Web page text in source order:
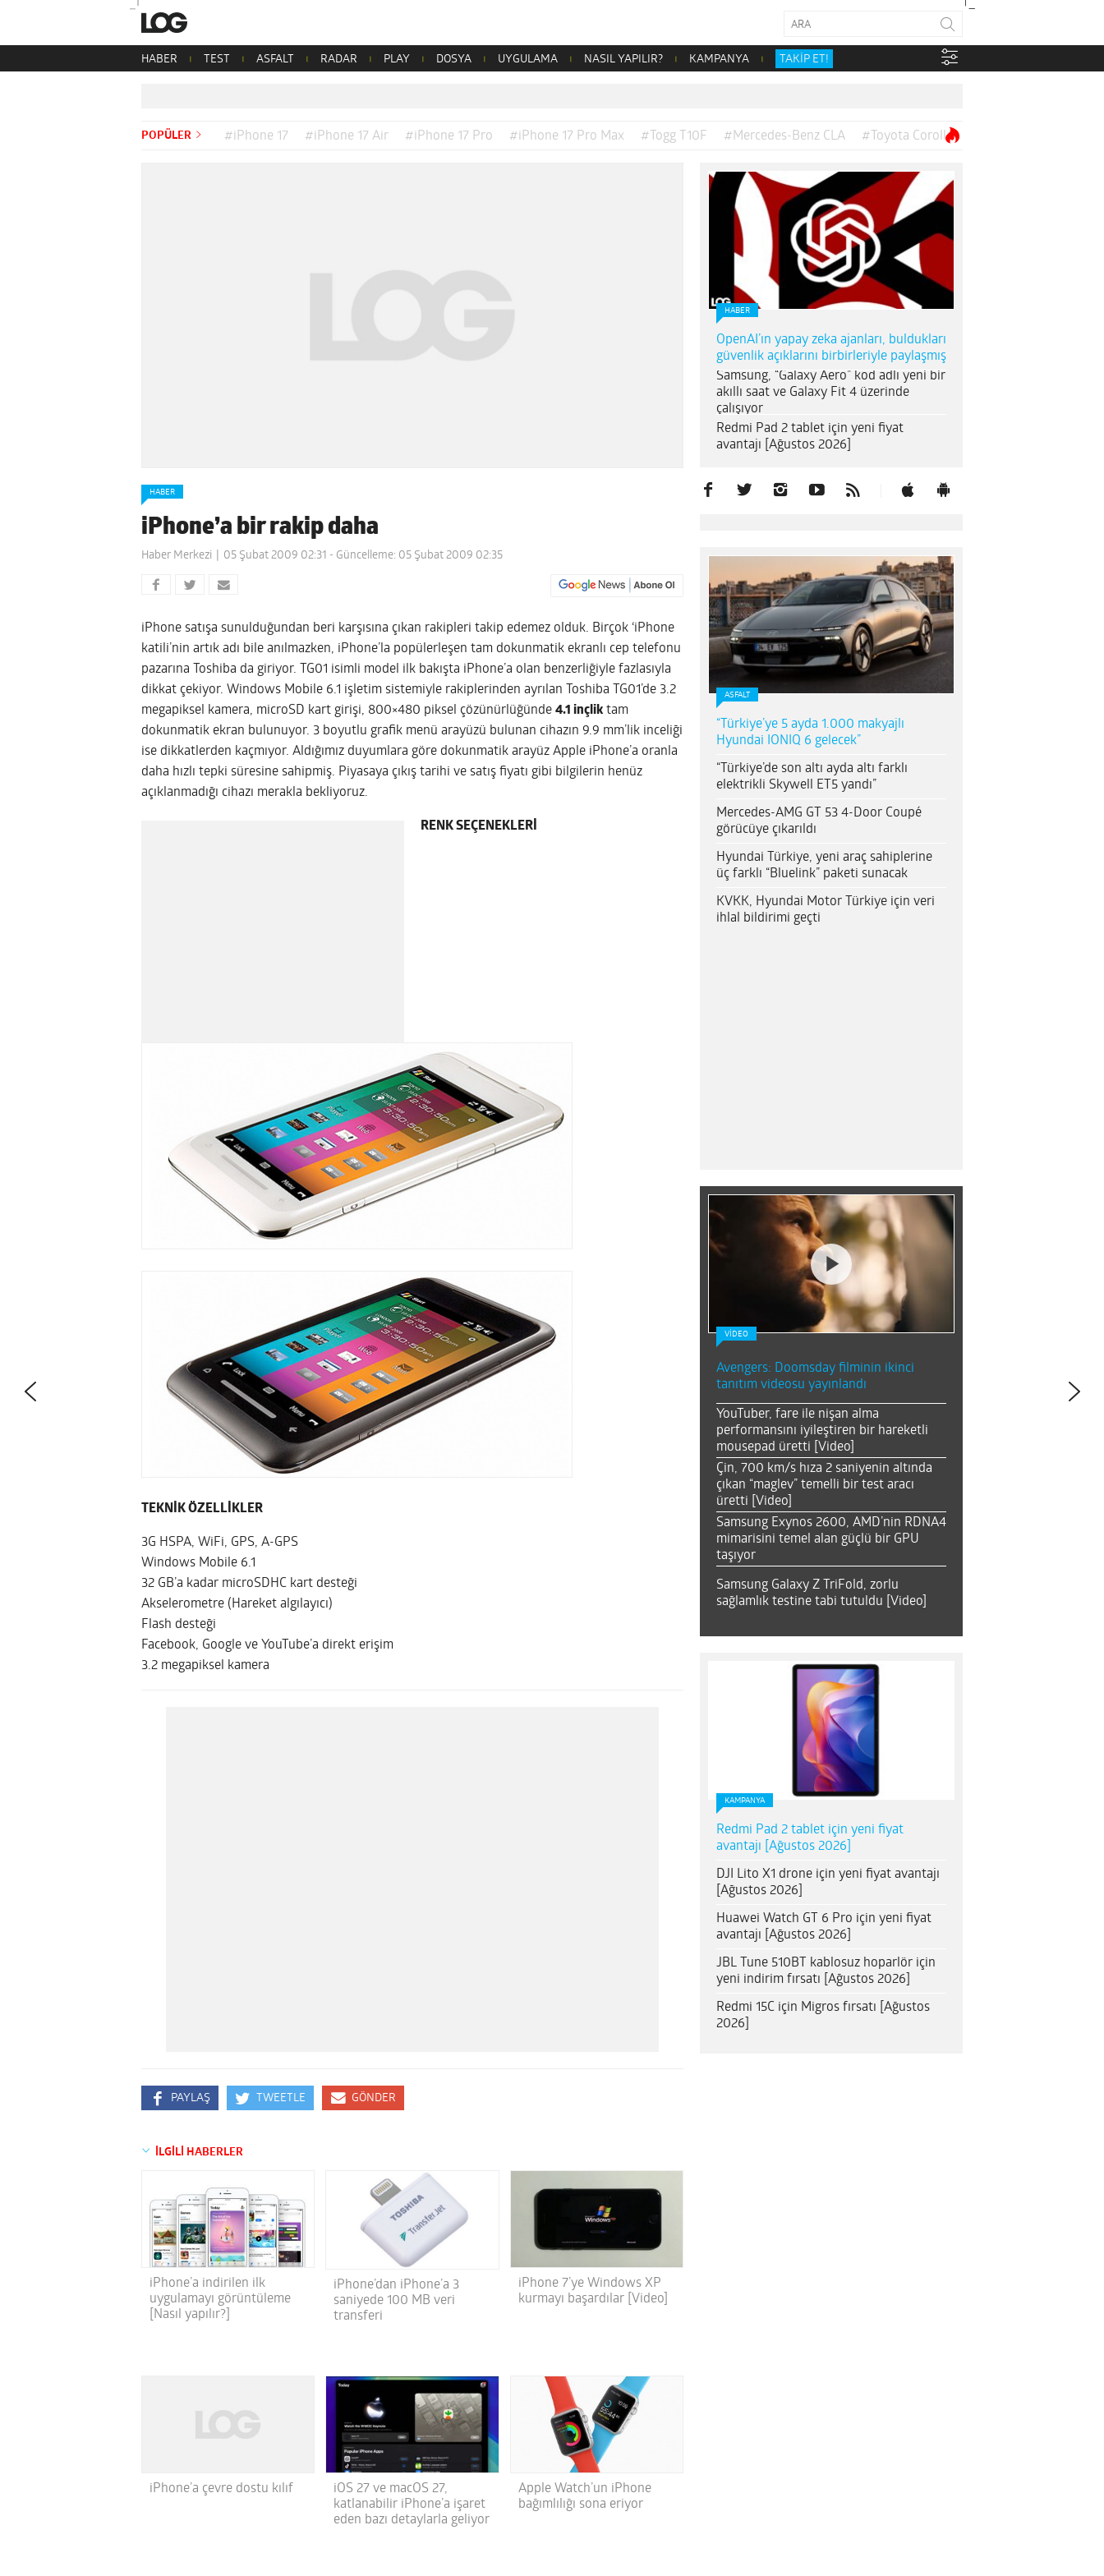
HABER TEST ASFALT RADAR PLAY DOSYA UYGULAMA NASIL YAPILIR? KAMPANYA TAKİP ET!
POPÜLER #iPhone 17 #iPhone 17 Air #iPhone 17 Pro #iPhone 17 Pro Max #Togg T10F #Mercedes-Benz CLA #Toyota Corolla
HABER
iPhone’a bir rakip daha
Haber Merkezi 05 Şubat 2009 02:31 - Güncelleme: 05 Şubat 2009 02:35
iPhone satışa sunulduğundan beri karşısına çıkan rakipleri takip edemez olduk. Birçok ‘iPhone
katili’nin artık adı bile anılmazken, iPhone’la popülerleşen tam dokunmatik ekranlı cep telefonu
pazarına Toshiba da giriyor.
TG01 isimli model ilk bakışta iPhone’a olan benzerliğiyle fazlasıyla
dikkat çekiyor. Windows Mobile 6.1 işletim sistemiyle rakiplerinden ayrılan Toshiba TG01’de 3.2
megapiksel kamera, microSD kart girişi, 800×480 piksel çözünürlüğünde 4.1 inçlik tam
dokunmatik ekran bulunuyor. 3 boyutlu grafik menü arayüzü bulunan cihazın 9.9 mm’lik inceliği
ise dikkatlerden kaçmıyor. Aldığımız duyumlara göre dokunmatik arayüz Apple iPhone’a oranla
daha hızlı tepki süresine sahipmiş. Piyasaya çıkış tarihi ve satış fiyatı gibi bilgilerin henüz
açıklanmadığı cihazı merakla bekliyoruz.
RENK SEÇENEKLERİ
TEKNİK ÖZELLİKLER
3G HSPA, WiFi, GPS, A-GPS
Windows Mobile 6.1
32 GB’a kadar microSDHC kart desteği
Akselerometre (Hareket algılayıcı)
Flash desteği
Facebook, Google ve YouTube’a direkt erişim
3.2 megapiksel kamera
PAYLAŞ TWEETLE GÖNDER
İLGİLİ HABERLER
iPhone’a indirilen ilk
uygulamayı görüntüleme
[Nasıl yapılır?]
iPhone’dan iPhone’a 3
saniyede 100 MB veri
transferi
iPhone 7’ye Windows XP
kurmayı başardılar [Video]
iPhone’a çevre dostu kılıf
iOS 27 ve macOS 27,
katlanabilir iPhone’a işaret
eden bazı detaylarla geliyor
Apple Watch’un iPhone
bağımlılığı sona eriyor
HABER
OpenAI’ın yapay zeka ajanları, buldukları
güvenlik açıklarını birbirleriyle paylaşmış
Samsung, “Galaxy Aero” kod adlı yeni bir
akıllı saat ve Galaxy Fit 4 üzerinde
çalışıyor
Redmi Pad 2 tablet için yeni fiyat
avantajı [Ağustos 2026]
ASFALT
“Türkiye’ye 5 ayda 1.000 makyajlı
Hyundai IONIQ 6 gelecek”
“Türkiye’de son altı ayda altı farklı
elektrikli Skywell ET5 yandı”
Mercedes-AMG GT 53 4-Door Coupé
görücüye çıkarıldı
Hyundai Türkiye, yeni araç sahiplerine
üç farklı “Bluelink” paketi sunacak
KVKK, Hyundai Motor Türkiye için veri
ihlal bildirimi geçti
VİDEO
Avengers: Doomsday filminin ikinci
tanıtım videosu yayınlandı
YouTuber, fare ile nişan alma
performansını iyileştiren bir hareketli
mousepad üretti [Video]
Çin, 700 km/s hıza 2 saniyenin altında
çıkan “maglev” temelli bir test aracı
üretti [Video]
Samsung Exynos 2600, AMD’nin RDNA4
mimarisini temel alan güçlü bir GPU
taşıyor
Samsung Galaxy Z TriFold, zorlu
sağlamlık testine tabi tutuldu [Video]
KAMPANYA
Redmi Pad 2 tablet için yeni fiyat
avantajı [Ağustos 2026]
DJI Lito X1 drone için yeni fiyat avantajı
[Ağustos 2026]
Huawei Watch GT 6 Pro için yeni fiyat
avantajı [Ağustos 2026]
JBL Tune 510BT kablosuz hoparlör için
yeni indirim fırsatı [Ağustos 2026]
Redmi 15C için Migros fırsatı [Ağustos
2026]